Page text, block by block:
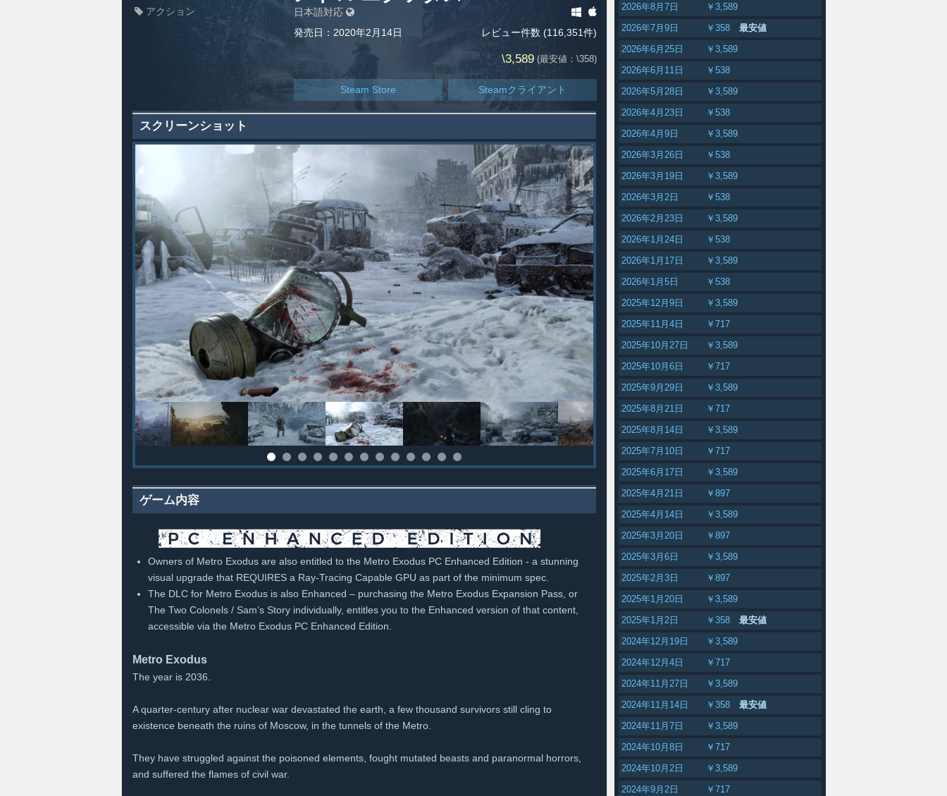
アクション
日本語対応
発売日：2020年2月14日
レビュー件数 (116,351件)
\3,589 (最安値：\358)
Steam Store Steamクライアント
スクリーンショット
ゲーム内容
Owners of Metro Exodus are also entitled to the Metro Exodus PC Enhanced Edition - a stunning
visual upgrade that REQUIRES a Ray-Tracing Capable GPU as part of the minimum spec.
The DLC for Metro Exodus is also Enhanced – purchasing the Metro Exodus Expansion Pass, or
The Two Colonels / Sam’s Story individually, entitles you to the Enhanced version of that content,
accessible via the Metro Exodus PC Enhanced Edition.
Metro Exodus
The year is 2036.
A quarter-century after nuclear war devastated the earth, a few thousand survivors still cling to
existence beneath the ruins of Moscow, in the tunnels of the Metro.
They have struggled against the poisoned elements, fought mutated beasts and paranormal horrors,
and suffered the flames of civil war.
2026年8月7日
￥3,589
2026年7月9日
￥358
最安値
2026年6月25日
￥3,589
2026年6月11日
￥538
2026年5月28日
￥3,589
2026年4月23日
￥538
2026年4月9日
￥3,589
2026年3月26日
￥538
2026年3月19日
￥3,589
2026年3月2日
￥538
2026年2月23日
￥3,589
2026年1月24日
￥538
2026年1月17日
￥3,589
2026年1月5日
￥538
2025年12月9日
￥3,589
2025年11月4日
￥717
2025年10月27日
￥3,589
2025年10月6日
￥717
2025年9月29日
￥3,589
2025年8月21日
￥717
2025年8月14日
￥3,589
2025年7月10日
￥717
2025年6月17日
￥3,589
2025年4月21日
￥897
2025年4月14日
￥3,589
2025年3月20日
￥897
2025年3月6日
￥3,589
2025年2月3日
￥897
2025年1月20日
￥3,589
2025年1月2日
￥358
最安値
2024年12月19日
￥3,589
2024年12月4日
￥717
2024年11月27日
￥3,589
2024年11月14日
￥358
最安値
2024年11月7日
￥3,589
2024年10月8日
￥717
2024年10月2日
￥3,589
2024年9月2日
￥717